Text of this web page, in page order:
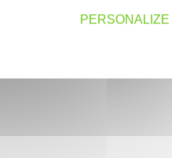
PERSONALIZE